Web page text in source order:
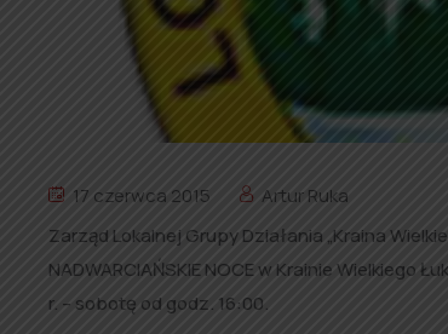
17 czerwca 2015
Artur Ruka
Zarząd Lokalnej Grupy Działania „Kraina
NADWARCIAŃSKIE NOCE w Krainie
r. – sobotę od godz. 16:00.